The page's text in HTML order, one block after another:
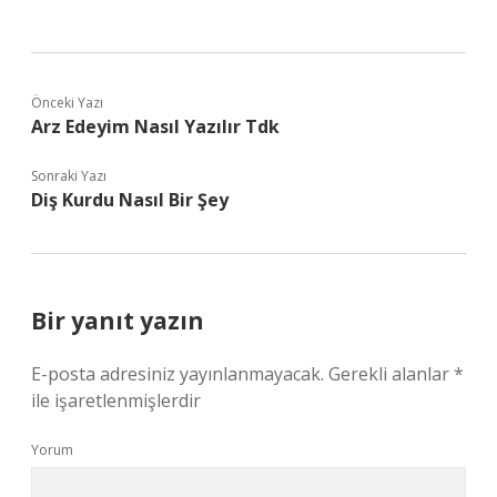
Önceki Yazı
Arz Edeyim Nasıl Yazılır Tdk
Sonraki Yazı
Diş Kurdu Nasıl Bir Şey
Bir yanıt yazın
E-posta adresiniz yayınlanmayacak. Gerekli alanlar*
ile işaretlenmişlerdir
Yorum